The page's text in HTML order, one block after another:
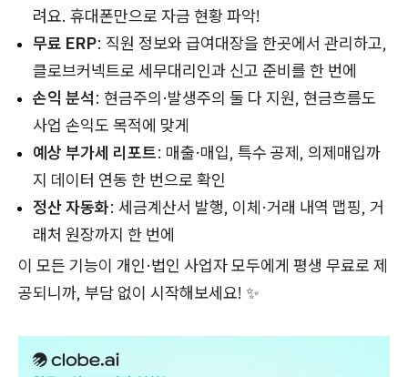
려요. 휴대폰만으로 자금 현황 파악!
무료 ERP: 직원 정보와 급여대장을 한곳에서 관리하고,
클로브커넥트로 세무대리인과 신고 준비를 한 번에
손익 분석: 현금주의·발생주의 둘 다 지원, 현금흐름도
사업 손익도 목적에 맞게
예상 부가세 리포트: 매출·매입, 특수 공제, 의제매입까
지 데이터 연동 한 번으로 확인
정산 자동화: 세금계산서 발행, 이체·거래 내역 맵핑, 거
래처 원장까지 한 번에
이 모든 기능이 개인·법인 사업자 모두에게 평생 무료로 제
공되니까, 부담 없이 시작해보세요! ✨